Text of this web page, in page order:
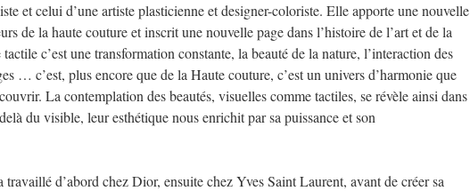
et celui d’une artiste plasticienne et designer-coloriste. Elle apporte une nouvelle
de la haute couture et inscrit une nouvelle page dans l’histoire de l’art et de la
c’est une transformation constante, la beauté de la nature, l’interaction des
… c’est, plus encore que de la Haute couture, c’est un univers d’harmonie que
La contemplation des beautés, visuelles comme tactiles, se révèle ainsi dans
du visible, leur esthétique nous enrichit par sa puissance et son
travaillé d’abord chez Dior, ensuite chez Yves Saint Laurent, avant de créer sa